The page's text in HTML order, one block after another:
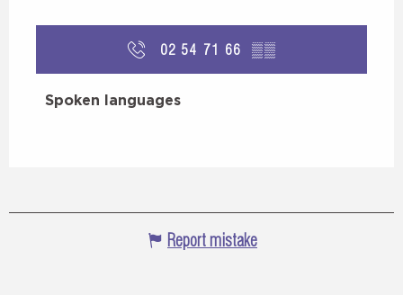
02 54 71 66 ▒▒
Spoken languages
Spoken languages
Report mistake